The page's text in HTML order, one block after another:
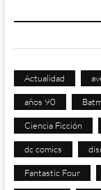
Actualidad
años 90
Ciencia Ficción
dc comics
Fantastic Four